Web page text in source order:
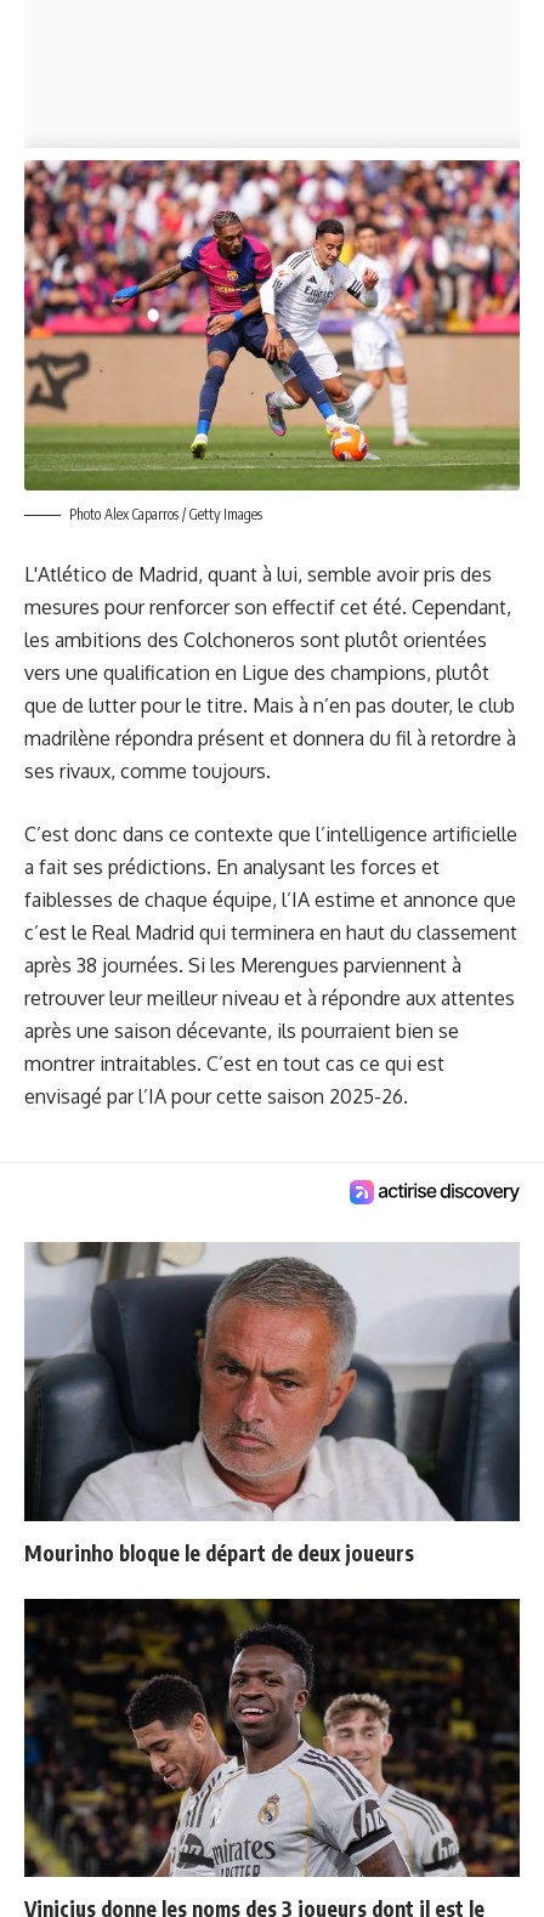
Photo Alex Caparros / Getty Images
L'Atlético de Madrid, quant à lui, semble avoir pris des
mesures pour renforcer son effectif cet été. Cependant,
les ambitions des Colchoneros sont plutôt orientées
vers une qualification en Ligue des champions, plutôt
que de lutter pour le titre. Mais à n’en pas douter, le club
madrilène répondra présent et donnera du fil à retordre à
ses rivaux, comme toujours.
C’est donc dans ce contexte que l’intelligence artificielle
a fait ses prédictions. En analysant les forces et
faiblesses de chaque équipe, l’IA estime et annonce que
c’est le Real Madrid qui terminera en haut du classement
après 38 journées. Si les Merengues parviennent à
retrouver leur meilleur niveau et à répondre aux attentes
après une saison décevante, ils pourraient bien se
montrer intraitables. C’est en tout cas ce qui est
envisagé par l’IA pour cette saison 2025-26.
Mourinho bloque le départ de deux joueurs
Vinicius donne les noms des 3 joueurs dont il est le